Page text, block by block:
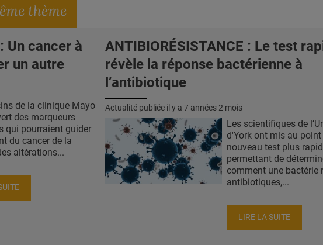
thème
Un cancer à
un autre
de la clinique Mayo
des marqueurs
qui pourraient guider
du cancer de la
altérations...
ANTIBIORÉSISTANCE : Le test
révèle la réponse bactérienne à
l’antibiotique
Actualité publiée il y a 7 années 2 mois
Les scientifiques de
d'York ont mis au point
nouveau test plus
permettant de
comment une bactérie
antibiotiques,...
LIRE LA SUITE